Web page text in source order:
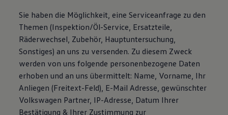
Sie haben die Möglichkeit, eine Serviceanfrage zu den
Themen (Inspektion/Öl-Service, Ersatzteile,
Räderwechsel, Zubehör, Hauptuntersuchung,
Sonstiges) an uns zu versenden. Zu diesem Zweck
werden von uns folgende personenbezogene Daten
erhoben und an uns übermittelt: Name, Vorname, Ihr
Anliegen (Freitext-Feld), E-Mail Adresse, gewünschter
Volkswagen Partner, IP-Adresse, Datum Ihrer
Bestätigung & Ihrer Zustimmung zur